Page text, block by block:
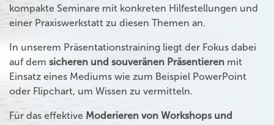
kompakte Seminare mit konkreten Hilfestellungen und
einer Praxiswerkstatt zu diesen Themen an.
In unserem Präsentationstraining liegt der Fokus dabei
auf dem sicheren und souveränen Präsentieren mit
Einsatz eines Mediums wie zum Beispiel PowerPoint
oder Flipchart, um Wissen zu vermitteln.
Für das effektive Moderieren von Workshops und